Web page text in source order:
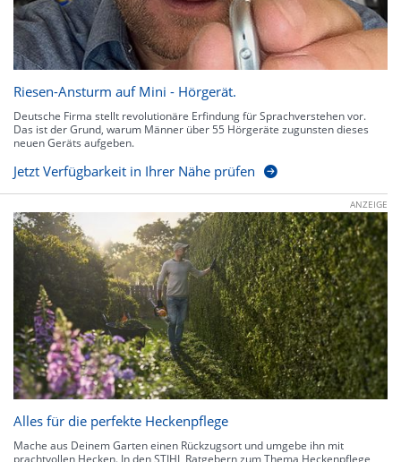
Riesen-Ansturm auf Mini - Hörgerät.
Deutsche Firma stellt revolutionäre Erfindung für Sprachverstehen vor.
Das ist der Grund, warum Männer über 55 Hörgeräte zugunsten dieses
neuen Geräts aufgeben.
Jetzt Verfügbarkeit in Ihrer Nähe prüfen
ANZEIGE
Alles für die perfekte Heckenpflege
Mache aus Deinem Garten einen Rückzugsort und umgebe ihn mit
prachtvollen Hecken. In den STIHL Ratgebern zum Thema Heckenpflege